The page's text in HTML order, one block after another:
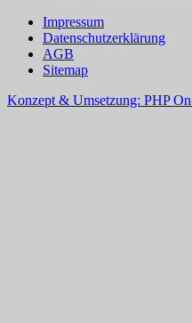
Impressum
Datenschutzerklärung
AGB
Sitemap
Konzept & Umsetzung: PHP